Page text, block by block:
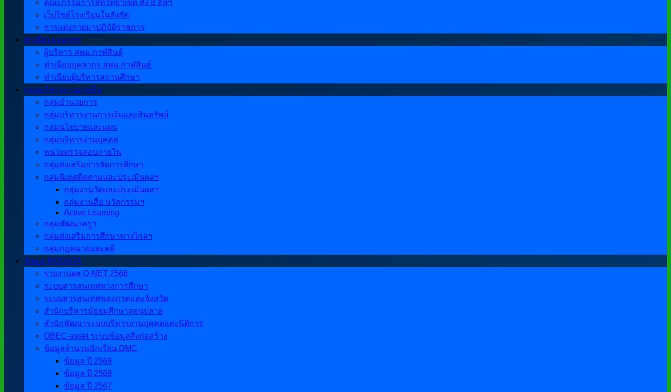
คณะกรรมการสหวิทยาเขต ทั้ง 8 สหฯ
เว็ปไซต์โรงเรียนในสังกัด
การแต่งกายมาปฏิบัติราชการ
ทำเนียบบุคลากร
ผู้บริหาร สพม.กาฬสินธุ์
ทำเนียบบุคลากร สพม.กาฬสินธุ์
ทำเนียบผู้บริหารสถานศึกษา
กลุ่มบริหารงานภายใน
กลุ่มอำนวยการ
กลุ่มบริหารงานการเงินและสินทรัพย์
กลุ่มนโยบายและแผน
กลุ่มบริหารงานบุคคล
หน่วยตรวจสอบภายใน
กลุ่มส่งเสริมการจัดการศึกษา
กลุ่มนิเทศติดตามและประเมินผลฯ
กลุ่มงานวัดและประเมินผลฯ
กลุ่มงานสื่อ นวัตกรรมฯ
Active Learning
กลุ่มพัฒนาครูฯ
กลุ่มส่งเสริมการศึกษาทางไกลฯ
กลุ่มกฎหมายและคดี
ข้อมูล BIGDATA
รายงานผล O-NET 2566
ระบบสารสนเทศทางการศึกษา
ระบบสารสนเทศของภาคและจังหวัด
สำนักบริหารมัธยมศึกษาตอนปลาย
สำนักพัฒนาระบบบริหารงานบุคคลและนิติการ
OBEC-asset ระบบข้อมูลสิ่งก่อสร้าง
ข้อมูลจำนวนนักเรียน DMC
ข้อมูล ปี 2569
ข้อมูล ปี 2568
ข้อมูล ปี 2567